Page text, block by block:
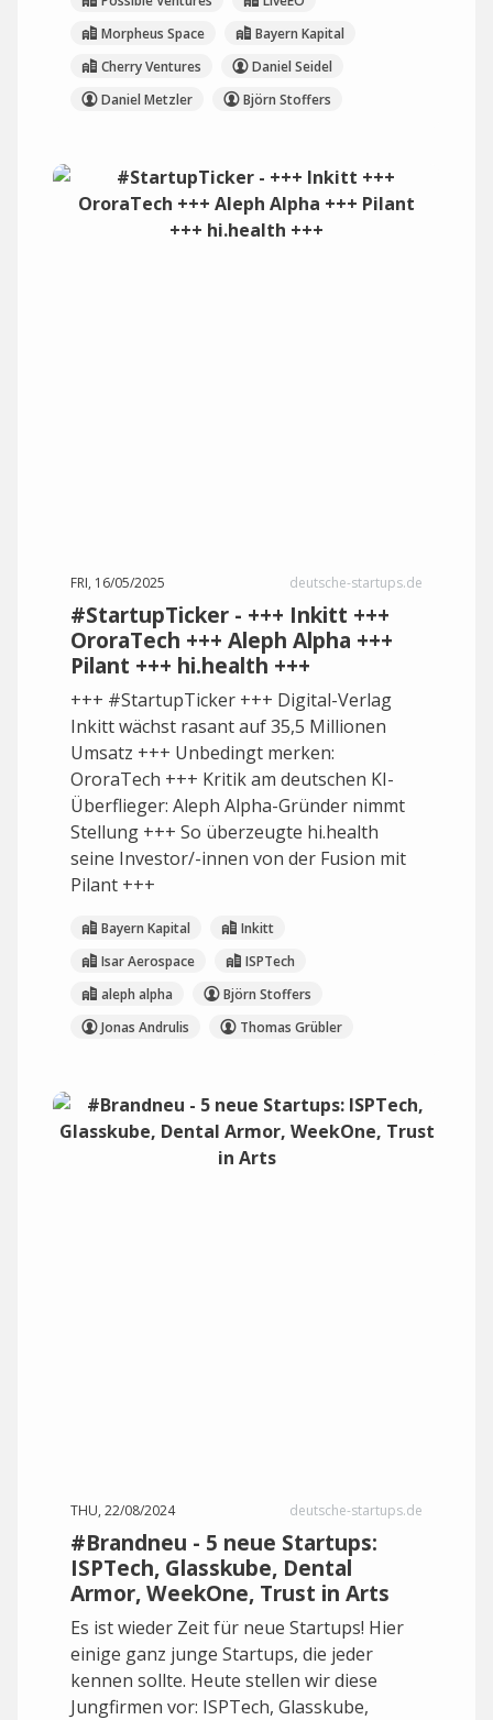
Morpheus Space
Bayern Kapital
Cherry Ventures
Daniel Seidel
Daniel Metzler
Björn Stoffers
FRI, 16/05/2025 deutsche-startups.de
#StartupTicker - +++ Inkitt +++
OroraTech +++ Aleph Alpha +++
Pilant +++ hi.health +++
+++ #StartupTicker +++ Digital-Verlag
Inkitt wächst rasant auf 35,5 Millionen
Umsatz +++ Unbedingt merken:
OroraTech +++ Kritik am deutschen KI-
Überflieger: Aleph Alpha-Gründer nimmt
Stellung +++ So überzeugte hi.health
seine Investor/-innen von der Fusion mit
Pilant +++
Bayern Kapital
Inkitt
Isar Aerospace
ISPTech
aleph alpha
Björn Stoffers
Jonas Andrulis
Thomas Grübler
THU, 22/08/2024 deutsche-startups.de
#Brandneu - 5 neue Startups:
ISPTech, Glasskube, Dental
Armor, WeekOne, Trust in Arts
Es ist wieder Zeit für neue Startups! Hier
einige ganz junge Startups, die jeder
kennen sollte. Heute stellen wir diese
Jungfirmen vor: ISPTech, Glasskube,